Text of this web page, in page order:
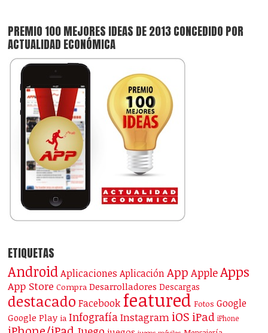
PREMIO 100 MEJORES IDEAS DE 2013 CONCEDIDO POR
ACTUALIDAD ECONÓMICA
ETIQUETAS
Android Aplicaciones Aplicación App AppleApps
App Store Compra Desarrolladores Descargas
destacado Facebook featured Fotos Google
Google Play ia InfografíaInstagram iOS iPad iPhone